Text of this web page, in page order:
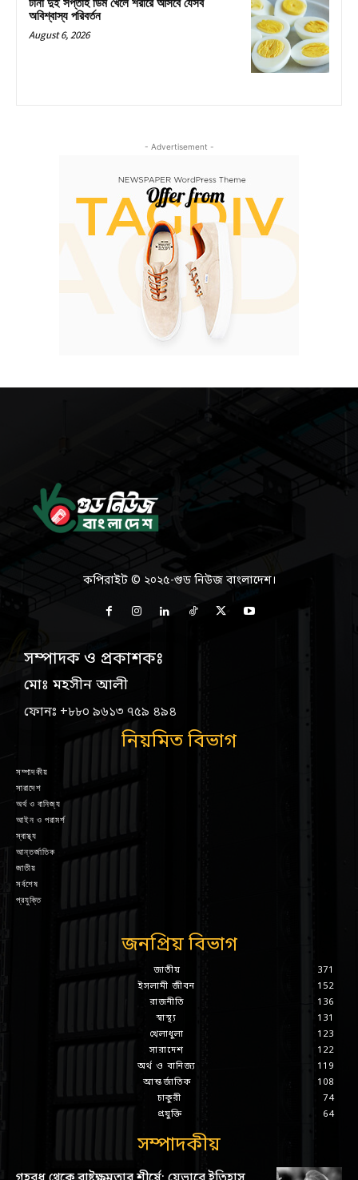
টানা দুই সপ্তাহ ডিম খেলে শরীরে আসবে যেসব
অবিশ্বাস্য পরিবর্তন
August 6, 2026
- Advertisement -
কপিরাইট © ২০২৫-গুড নিউজ বাংলাদেশ।
সম্পাদক ও প্রকাশকঃ
মোঃ মহসীন আলী
ফোনঃ +৮৮০ ৯৬১৩ ৭৫৯ ৪৯৪
নিয়মিত বিভাগ
সম্পাদকীয়
সারাদেশ
অর্থ ও বানিজ্য
আইন ও পরামর্শ
স্বাস্থ্য
আন্তর্জাতিক
জাতীয়
সর্বশেষ
প্রযুক্তি
জনপ্রিয় বিভাগ
জাতীয়
371
ইসলামী জীবন
152
রাজনীতি
136
স্বাস্থ্য
131
খেলাধুলা
123
সারাদেশ
122
অর্থ ও বানিজ্য
119
আন্তর্জাতিক
108
চাকুরী
74
প্রযুক্তি
64
সম্পাদকীয়